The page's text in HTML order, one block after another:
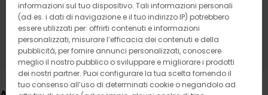
Continua a seguirci, i prodotti che
cerchi presto saranno di nuovo
disponibili
informazioni sul tuo dispositivo. Tali informazioni personali
(ad es. i dati di navigazione e il tuo indirizzo IP) potrebbero
essere utilizzati per: offrirti contenuti e informazioni
personalizzati, misurare l’efficacia dei contenuti e della
pubblicità, per fornire annunci personalizzati, conoscere
meglio il nostro pubblico o sviluppare e migliorare i prodotti
dei nostri partner. Puoi configurare la tua scelta fornendo il
tuo consenso all’uso di determinati cookie o negandolo ad